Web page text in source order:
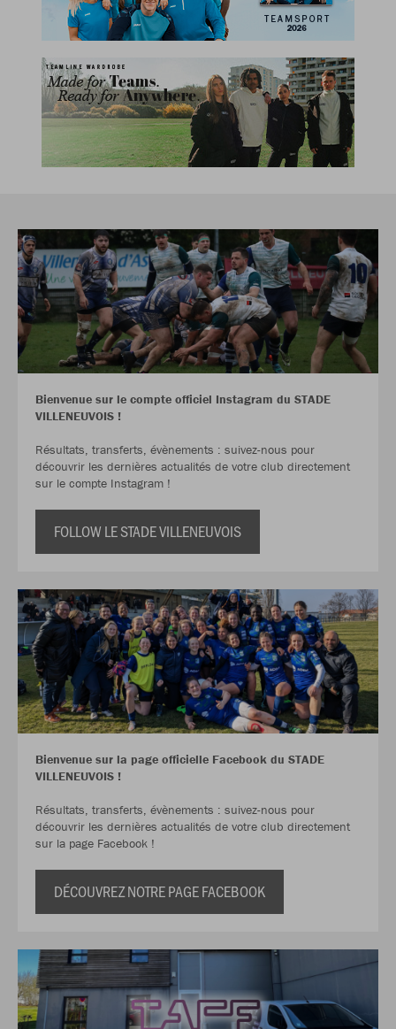
Bienvenue sur le compte officiel Instagram du STADE
VILLENEUVOIS !
Résultats, transferts, évènements : suivez-nous pour
découvrir les dernières actualités de votre club directement
sur le compte Instagram !
FOLLOW LE STADE VILLENEUVOIS
Bienvenue sur la page officielle Facebook du STADE
VILLENEUVOIS !
Résultats, transferts, évènements : suivez-nous pour
découvrir les dernières actualités de votre club directement
sur la page Facebook !
DÉCOUVREZ NOTRE PAGE FACEBOOK